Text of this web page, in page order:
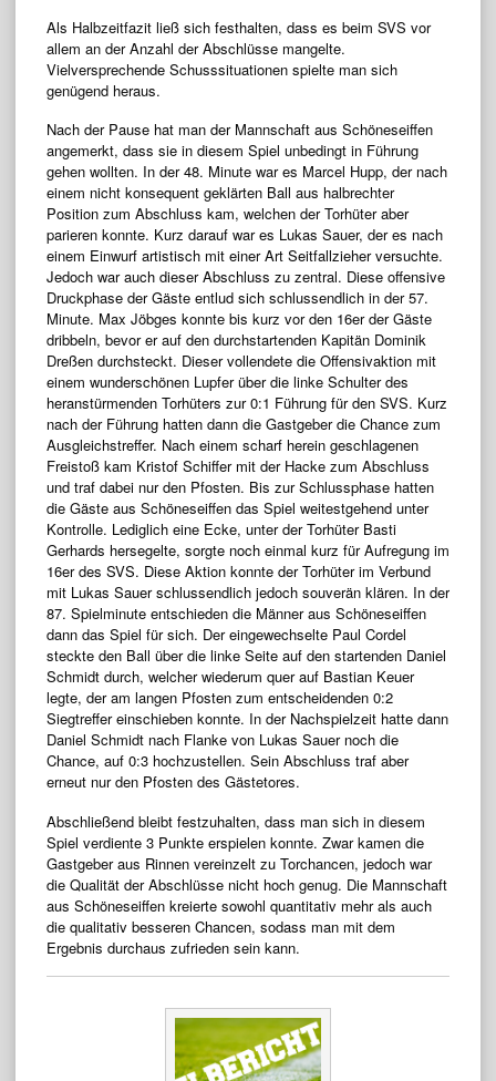
Als Halbzeitfazit ließ sich festhalten, dass es beim SVS vor
allem an der Anzahl der Abschlüsse mangelte.
Vielversprechende Schusssituationen spielte man sich
genügend heraus.
Nach der Pause hat man der Mannschaft aus Schöneseiffen
angemerkt, dass sie in diesem Spiel unbedingt in Führung
gehen wollten. In der 48. Minute war es Marcel Hupp, der nach
einem nicht konsequent geklärten Ball aus halbrechter
Position zum Abschluss kam, welchen der Torhüter aber
parieren konnte. Kurz darauf war es Lukas Sauer, der es nach
einem Einwurf artistisch mit einer Art Seitfallzieher versuchte.
Jedoch war auch dieser Abschluss zu zentral. Diese offensive
Druckphase der Gäste entlud sich schlussendlich in der 57.
Minute. Max Jöbges konnte bis kurz vor den 16er der Gäste
dribbeln, bevor er auf den durchstartenden Kapitän Dominik
Dreßen durchsteckt. Dieser vollendete die Offensivaktion mit
einem wunderschönen Lupfer über die linke Schulter des
heranstürmenden Torhüters zur 0:1 Führung für den SVS. Kurz
nach der Führung hatten dann die Gastgeber die Chance zum
Ausgleichstreffer. Nach einem scharf herein geschlagenen
Freistoß kam Kristof Schiffer mit der Hacke zum Abschluss
und traf dabei nur den Pfosten. Bis zur Schlussphase hatten
die Gäste aus Schöneseiffen das Spiel weitestgehend unter
Kontrolle. Lediglich eine Ecke, unter der Torhüter Basti
Gerhards hersegelte, sorgte noch einmal kurz für Aufregung im
16er des SVS. Diese Aktion konnte der Torhüter im Verbund
mit Lukas Sauer schlussendlich jedoch souverän klären. In der
87. Spielminute entschieden die Männer aus Schöneseiffen
dann das Spiel für sich. Der eingewechselte Paul Cordel
steckte den Ball über die linke Seite auf den startenden Daniel
Schmidt durch, welcher wiederum quer auf Bastian Keuer
legte, der am langen Pfosten zum entscheidenden 0:2
Siegtreffer einschieben konnte. In der Nachspielzeit hatte dann
Daniel Schmidt nach Flanke von Lukas Sauer noch die
Chance, auf 0:3 hochzustellen. Sein Abschluss traf aber
erneut nur den Pfosten des Gästetores.
Abschließend bleibt festzuhalten, dass man sich in diesem
Spiel verdiente 3 Punkte erspielen konnte. Zwar kamen die
Gastgeber aus Rinnen vereinzelt zu Torchancen, jedoch war
die Qualität der Abschlüsse nicht hoch genug. Die Mannschaft
aus Schöneseiffen kreierte sowohl quantitativ mehr als auch
die qualitativ besseren Chancen, sodass man mit dem
Ergebnis durchaus zufrieden sein kann.